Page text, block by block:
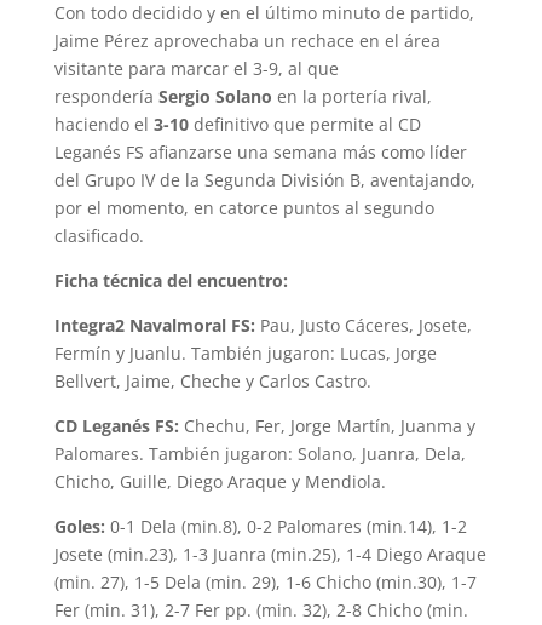
Con todo decidido y en el último minuto de partido,
Jaime Pérez aprovechaba un rechace en el área
visitante para marcar el 3-9, al que
respondería Sergio Solano en la portería rival,
haciendo el 3-10definitivo que permite al CD
Leganés FS afianzarse una semana más como líder
del Grupo IV de la Segunda División B, aventajando,
por el momento, en catorce puntos al segundo
clasificado.
Ficha técnica del encuentro:
Integra2 Navalmoral FS: Pau, Justo Cáceres, Josete,
Fermín y Juanlu. También jugaron: Lucas, Jorge
Bellvert, Jaime, Cheche y Carlos Castro.
CD Leganés FS: Chechu, Fer, Jorge Martín, Juanma y
Palomares. También jugaron: Solano, Juanra, Dela,
Chicho, Guille, Diego Araque y Mendiola.
Goles: 0-1 Dela (min.8), 0-2 Palomares (min.14), 1-2
Josete (min.23), 1-3 Juanra (min.25), 1-4 Diego Araque
(min. 27), 1-5 Dela (min. 29), 1-6 Chicho (min.30), 1-7
Fer (min. 31), 2-7 Fer pp. (min. 32), 2-8 Chicho (min.